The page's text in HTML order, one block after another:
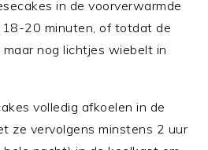
in de voorverwarmde
18-20 minuten, of totdat de
nog lichtjes wiebelt in
volledig afkoelen in de
ze vervolgens minstens 2 uur